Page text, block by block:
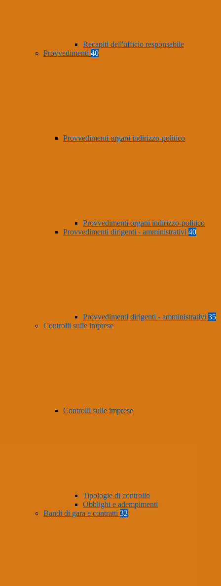
Recapiti dell'ufficio responsabile
Provvedimenti 40
Provvedimenti organi indirizzo-politico
Provvedimenti organi indirizzo-politico
Provvedimenti dirigenti - amministrativi 40
Provvedimenti dirigenti - amministrativi 35
Controlli sulle imprese
Controlli sulle imprese
Tipologie di controllo
Obblighi e adempimenti
Bandi di gara e contratti 32